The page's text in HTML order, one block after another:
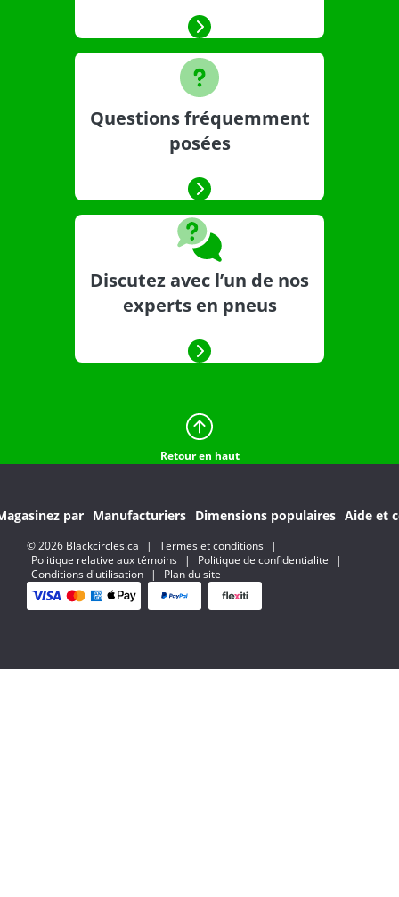
Questions fréquemment
posées
Discutez avec l’un de nos
experts en pneus
Retour en haut
par Manufacturiers Dimensions populaires Aide et
© 2026 Blackcircles.ca | Termes et conditions
|
Politique relative aux témoins
| Politique de confidentialite
|
Conditions d'utilisation
| Plan du site